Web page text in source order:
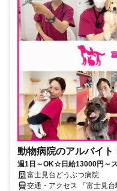
動物病院のアルバイト
週1日～OK☆日給13000円～
富士見台どうぶつ病院
交通・アクセス 「富士見